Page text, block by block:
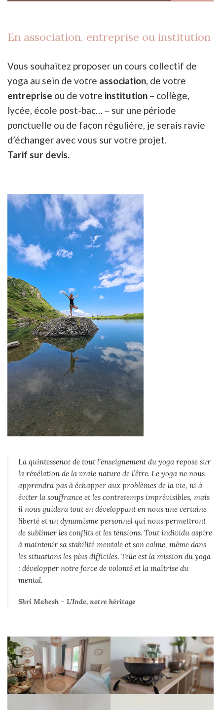
En association, entreprise ou institution
Vous souhaitez proposer un cours collectif de
yoga au sein de votre association, de votre
entreprise ou de votre institution – collège,
lycée, école post-bac… – sur une période
ponctuelle ou de façon régulière, je serais ravie
d’échanger avec vous sur votre projet.
Tarif sur devis.
La quintessence de tout l’enseignement du yoga repose sur
la révélation de la vraie nature de l’être. Le yoga ne nous
apprendra pas à échapper aux problèmes de la vie, ni à
éviter la souffrance et les contretemps imprévisibles, mais
il nous guidera tout en développant en nous une certaine
liberté et un dynamisme personnel qui nous permettront
de sublimer les conflits et les tensions. Tout individu aspire
à maintenir sa stabilité mentale et son calme, même dans
les situations les plus difficiles. Telle est la mission du yoga
: développer notre force de volonté et la maîtrise du
mental.
Shri Mahesh – L’Inde, notre héritage